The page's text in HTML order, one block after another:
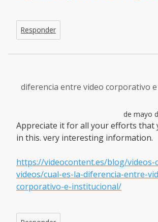
Responder
diferencia entre video corporativo
de mayo
Appreciate it for all your efforts that
in this. very interesting information.
https://videocontent.es/blog/videos-
videos/cual-es-la-diferencia-entre-
corporativo-e-institucional/